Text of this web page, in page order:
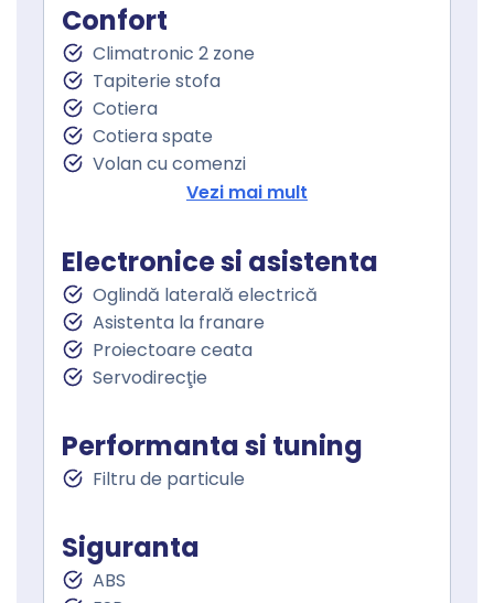
Confort
Climatronic 2 zone
Tapiterie stofa
Cotiera
Cotiera spate
Volan cu comenzi
Geamuri fata electrice
Vezi mai mult
Electronice si asistenta
Oglindă laterală electrică
Asistenta la franare
Proiectoare ceata
Servodirecţie
Performanta si tuning
Filtru de particule
Siguranta
ABS